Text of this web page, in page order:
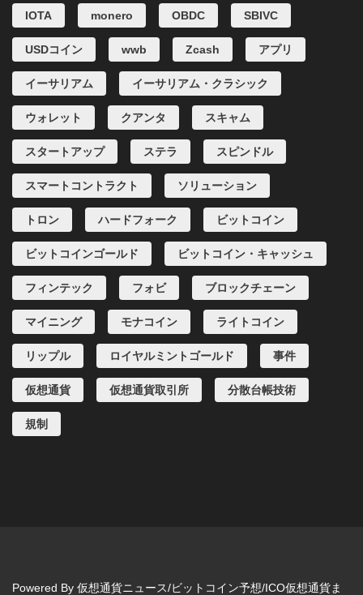
IOTA monero OBDC SBIVC
USDコイン wwb Zcash アプリ
イーサリアム イーサリアム・クラシック
ウォレット クアンタ スキャム
スタートアップ ステラ スピンドル
スマートコントラクト ソリューション
トロン ハードフォーク ビットコイン
ビットコインゴールド ビットコイン・キャッシュ
フィンテック フォビ ブロックチェーン
マイニング モナコイン ライトコイン
リップル ロイヤルミントゴールド 事件
仮想通貨 仮想通貨取引所 分散台帳技術
規制
Powered By 仮想通貨ニュース/ビットコイン予想/ICO仮想通貨ま